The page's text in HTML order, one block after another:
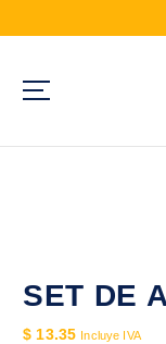
a
SET DE
$ 13.35 Incluye IVA